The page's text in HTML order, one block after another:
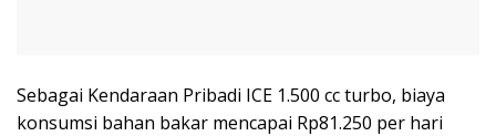
Sebagai Kendaraan Pribadi ICE 1.500 cc turbo, biaya
konsumsi bahan bakar mencapai Rp81.250 per hari